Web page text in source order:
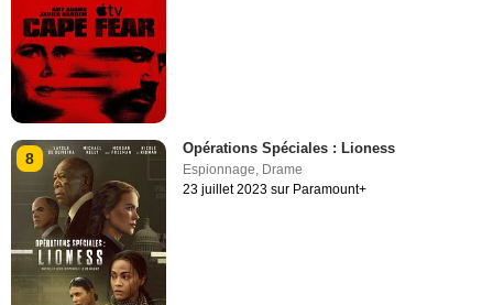
8
Opérations Spéciales : Lioness
Espionnage, Drame
23 juillet 2023 sur Paramount+